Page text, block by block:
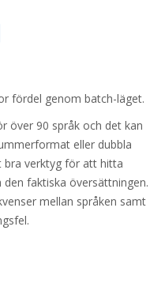
fördel genom batch-läget.
över 90 språk och det kan
eller dubbla
bra verktyg för att hitta
faktiska översättningen.
mellan språken samt